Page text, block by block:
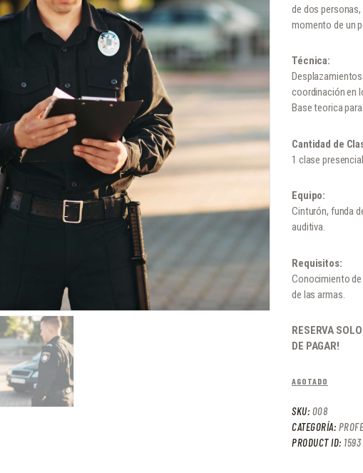
.
de dos
momento de un
Técnica:
coordinación en
Base teorica
Cantidad de
1 clase
Equipo:
Cinturón, funda
auditiva.
Requisitos:
Conocimiento
de las armas.
RESERVA
DE PAGAR!
AGOTADO
SKU: 008
CATEGORÍA:
PRODUCT ID: 1593